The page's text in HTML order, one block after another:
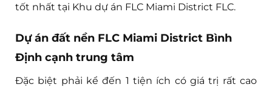
tốt nhất tại Khu dự án FLC Miami District FLC.
Dự án đất nền FLC Miami District Bình
Định cạnh trung tâm
Đặc biệt phải kể đến 1 tiện ích có giá trị rất cao